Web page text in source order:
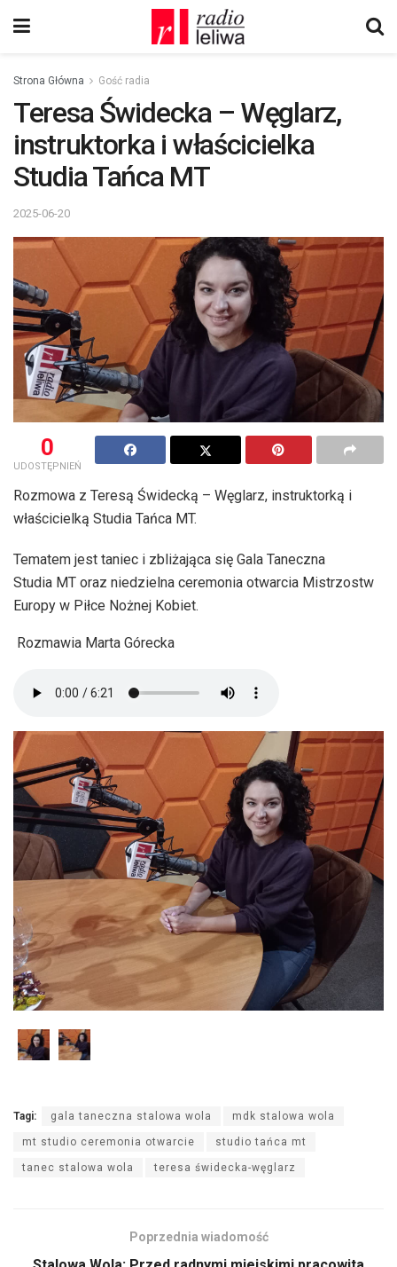
Strona Główna Gość radia
Teresa Świdecka – Węglarz,
instruktorka i właścicielka
Studia Tańca MT
2025-06-20
0
UDOSTĘPNIEŃ
Rozmowa z Teresą Świdecką – Węglarz, instruktorką i
właścicielką Studia Tańca MT.
Tematem jest taniec i zbliżająca się Gala Taneczna
Studia MT oraz niedzielna ceremonia otwarcia Mistrzostw
Europy w Piłce Nożnej Kobiet.
Rozmawia Marta Górecka
Tagi: gala taneczna stalowa wola mdk stalowa wola
mt studio ceremonia otwarcie studio tańca mt
tanec stalowa wola teresa świdecka-węglarz
Poprzednia wiadomość